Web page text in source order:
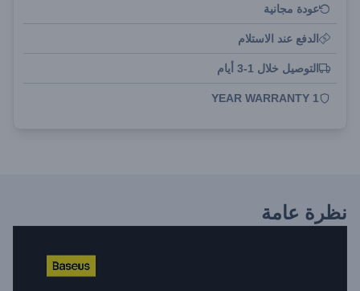
عودة مجانية
الدفع عند الاستلام
التوصيل خلال 1-3 أيام
1 YEAR WARRANTY
نظرة عامة